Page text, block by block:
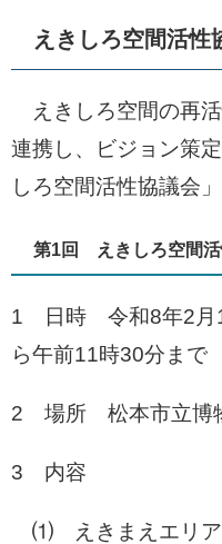
えきしろ空間活性
えきしろ空間の再
連携し、ビジョン策
しろ空間活性協議会
第1回 えきしろ空間活
1 日時 令和8年2月
ら午前11時30分まで
2 場所 松本市立博
3 内容
⑴ えきまえエリア